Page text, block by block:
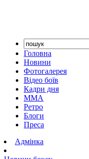
Головна
Новини
Фотогалерея
Відео боїв
Кадри дня
ММА
Ретро
Блоги
Преса
Адмінка